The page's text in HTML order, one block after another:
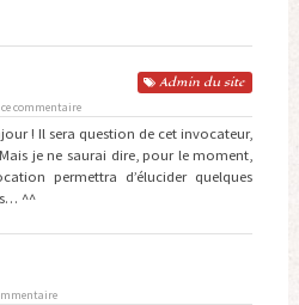
Admin du site
ce commentaire
! Il sera question de cet invocateur,
je ne saurai dire, pour le moment,
permettra d’élucider quelques
^^